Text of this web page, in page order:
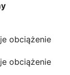
obciążenie
obciążenie